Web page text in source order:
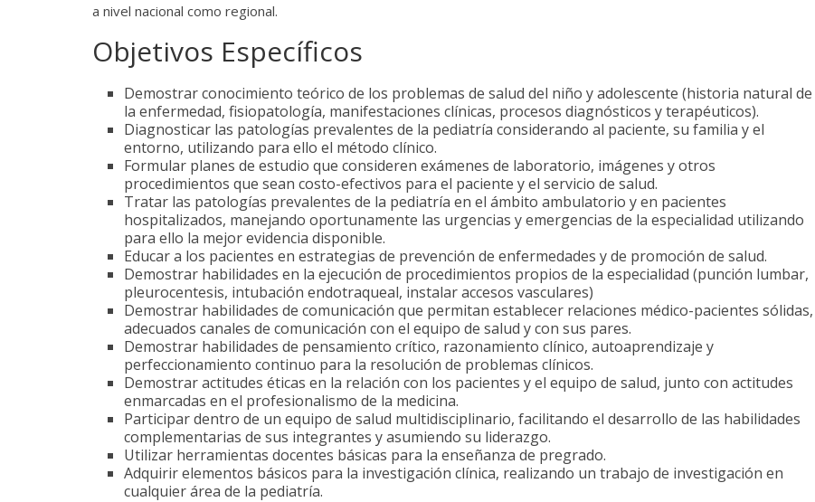
a nivel nacional como regional.
Objetivos Específicos
Demostrar conocimiento teórico de los problemas de salud del niño y adolescente (historia natural de
la enfermedad, fisiopatología, manifestaciones clínicas, procesos diagnósticos y terapéuticos).
Diagnosticar las patologías prevalentes de la pediatría considerando al paciente, su familia y el
entorno, utilizando para ello el método clínico.
Formular planes de estudio que consideren exámenes de laboratorio, imágenes y otros
procedimientos que sean costo-efectivos para el paciente y el servicio de salud.
Tratar las patologías prevalentes de la pediatría en el ámbito ambulatorio y en pacientes
hospitalizados, manejando oportunamente las urgencias y emergencias de la especialidad utilizando
para ello la mejor evidencia disponible.
Educar a los pacientes en estrategias de prevención de enfermedades y de promoción de salud.
Demostrar habilidades en la ejecución de procedimientos propios de la especialidad (punción lumbar,
pleurocentesis, intubación endotraqueal, instalar accesos vasculares)
Demostrar habilidades de comunicación que permitan establecer relaciones médico-pacientes sólidas,
adecuados canales de comunicación con el equipo de salud y con sus pares.
Demostrar habilidades de pensamiento crítico, razonamiento clínico, autoaprendizaje y
perfeccionamiento continuo para la resolución de problemas clínicos.
Demostrar actitudes éticas en la relación con los pacientes y el equipo de salud, junto con actitudes
enmarcadas en el profesionalismo de la medicina.
Participar dentro de un equipo de salud multidisciplinario, facilitando el desarrollo de las habilidades
complementarias de sus integrantes y asumiendo su liderazgo.
Utilizar herramientas docentes básicas para la enseñanza de pregrado.
Adquirir elementos básicos para la investigación clínica, realizando un trabajo de investigación en
cualquier área de la pediatría.